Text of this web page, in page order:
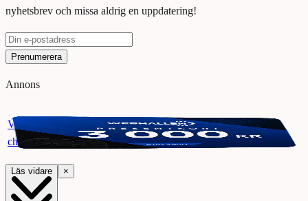
nyhetsbrev och missa aldrig en uppdatering!
Prenumerera
Annons
Vinn ett presentkort på Webhallen. Delta i vår giveaway för
chansen att vinna 3000 kr.
Läs vidare ×